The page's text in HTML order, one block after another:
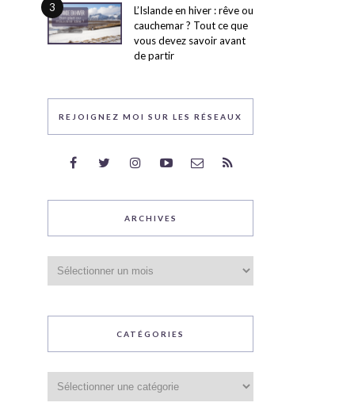
3
L’Islande en hiver : rêve ou
cauchemar ? Tout ce que
vous devez savoir avant
de partir
REJOIGNEZ MOI SUR LES RÉSEAUX
ARCHIVES
CATÉGORIES